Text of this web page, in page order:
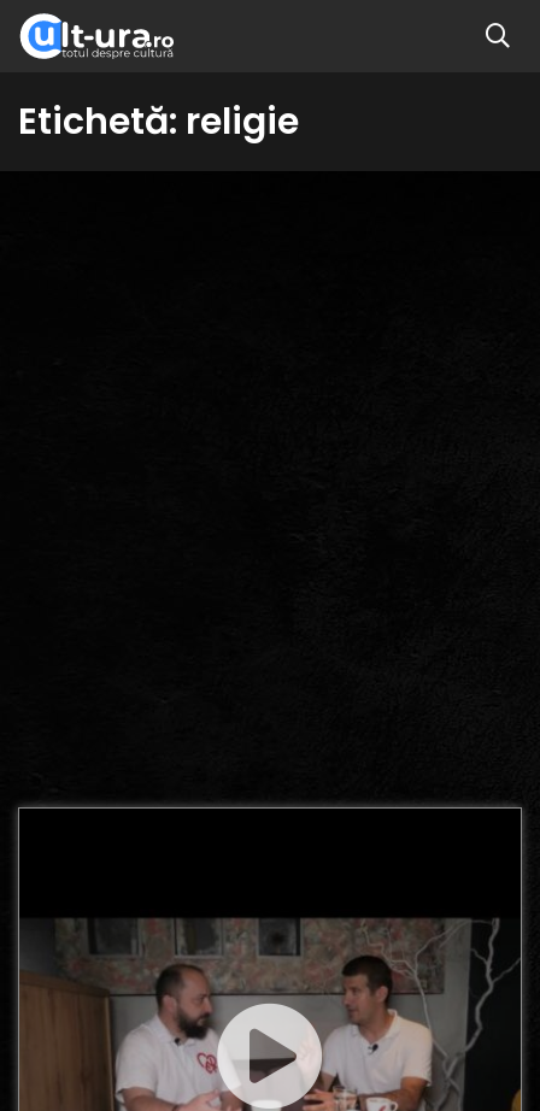
Etichetă: religie